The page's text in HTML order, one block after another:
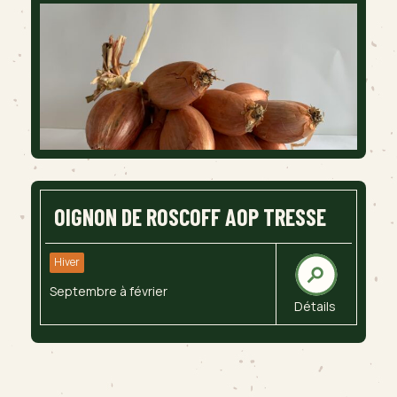
OIGNON DE ROSCOFF AOP TRESSE
Hiver
Septembre à février
Détails